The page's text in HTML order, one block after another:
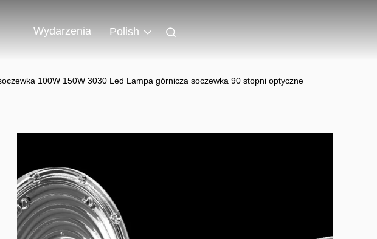
Wydarzenia Polish
100W 150W 3030 Led Lampa górnicza soczewka 90 stopni optyczne